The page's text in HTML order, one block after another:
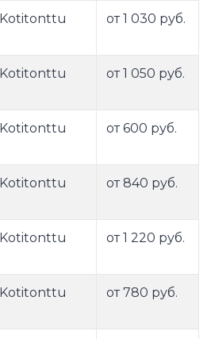
от 1 030 руб.
от 1 050 руб.
от 600 руб.
от 840 руб.
от 1 220 руб.
от 780 руб.